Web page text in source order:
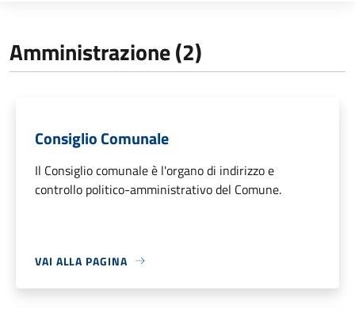
Amministrazione (2)
Consiglio Comunale
Il Consiglio comunale è l'organo di indirizzo e
controllo politico-amministrativo del Comune.
VAI ALLA PAGINA